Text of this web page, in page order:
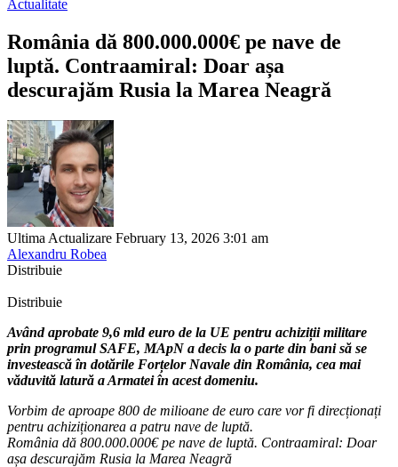
Actualitate
România dă 800.000.000€ pe nave de
luptă. Contraamiral: Doar așa
descurajăm Rusia la Marea Neagră
Ultima Actualizare February 13, 2026 3:01 am
Alexandru Robea
Distribuie
Distribuie
Având aprobate 9,6 mld euro de la UE pentru achiziții militare
prin programul SAFE, MApN a decis la o parte din bani să se
investească în dotările Forțelor Navale din România, cea mai
văduvită latură a Armatei în acest domeniu.
Vorbim de aproape 800 de milioane de euro care vor fi direcționați
pentru achiziționarea a patru nave de luptă.
România dă 800.000.000€ pe nave de luptă. Contraamiral: Doar
așa descurajăm Rusia la Marea Neagră